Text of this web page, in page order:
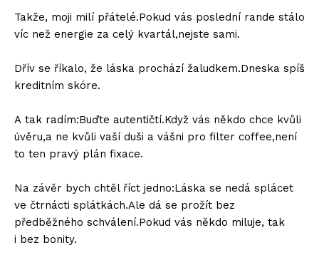
Takže, moji milí přátelé.Pokud vás poslední rande stálo
víc než energie za celý kvartál,nejste sami.
Dřív se říkalo, že láska prochází žaludkem.Dneska spíš
kreditním skóre.
A tak radím:Buďte autentičtí.Když vás někdo chce kvůli
úvěru,a ne kvůli vaší duši a vášni pro filter coffee,není
to ten pravý plán fixace.
Na závěr bych chtěl říct jedno:Láska se nedá splácet
ve čtrnácti splátkách.Ale dá se prožít bez
předběžného schválení.Pokud vás někdo miluje, tak
i bez bonity.